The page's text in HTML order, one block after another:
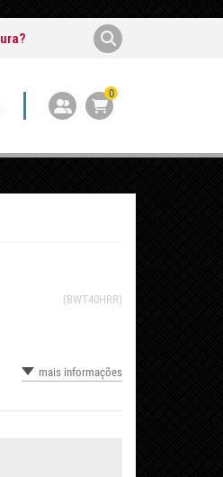
0
(BWT40HRR)
mais informações